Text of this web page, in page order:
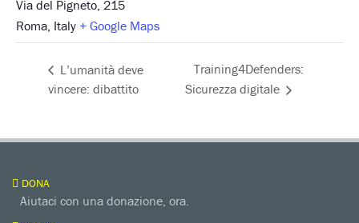
Via del Pigneto, 215
Roma, Italy + Google Maps
L’umanità deve
vincere: dibattito
Training4Defenders:
Sicurezza digitale
DONA
Aiutaci con una donazione, ora.